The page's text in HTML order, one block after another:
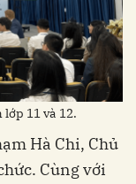
11 và 12.
Hà Chi, Chủ
Cùng với